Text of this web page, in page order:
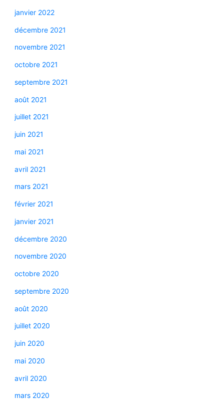
janvier 2022
décembre 2021
novembre 2021
octobre 2021
septembre 2021
août 2021
juillet 2021
juin 2021
mai 2021
avril 2021
mars 2021
février 2021
janvier 2021
décembre 2020
novembre 2020
octobre 2020
septembre 2020
août 2020
juillet 2020
juin 2020
mai 2020
avril 2020
mars 2020